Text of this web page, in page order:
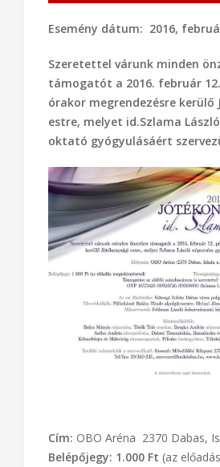
Esemény dátum: 2016,
Szeretettel várunk minden
támogatót a 2016. február
órakor megrendezésre kerülő
estre, melyet id.Szlama
oktató gyógyulásáért
Cím: OBO Aréna 2370 Dabas,
Belépőjegy: 1.000 Ft (az előadás